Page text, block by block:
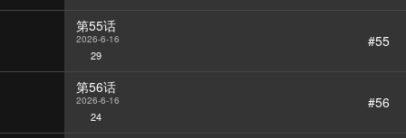
第55话
2026-6-16
29
#55
第56话
2026-6-16
24
#56